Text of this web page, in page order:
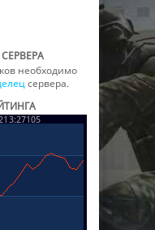
необходимо
сервера.